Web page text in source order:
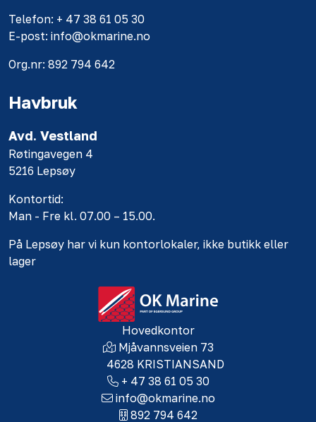
Telefon: + 47 38 61 05 30
E-post: info@okmarine.no
Org.nr: 892 794 642
Havbruk
Avd. Vestland
Røtingavegen 4
5216 Lepsøy
Kontortid:
Man - Fre kl. 07.00 – 15.00.
På Lepsøy har vi kun kontorlokaler, ikke butikk eller
lager
Hovedkontor
Mjåvannsveien 73
4628 KRISTIANSAND
+ 47 38 61 05 30
info@okmarine.no
892 794 642